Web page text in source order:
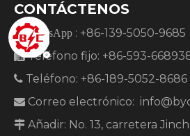
CONTÁCTENOS
WhatsApp : +86-139-5050-9685
Teléfono fijo: +86-593-
 Teléfono: +86-189-5052-8686
 Correo electrónico:
 Añadir: No. 13, carretera